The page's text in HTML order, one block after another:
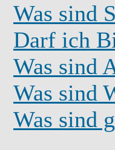
Was sind
Darf ich
Was sind
Was sind
Was sind